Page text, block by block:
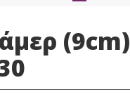
(9cm)